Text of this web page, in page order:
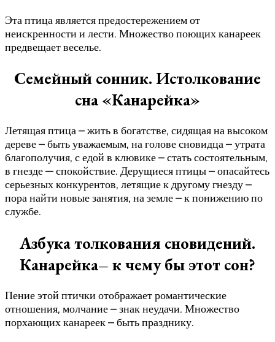
Эта птица является предостережением от
неискренности и лести. Множество поющих канареек
предвещает веселье.
Семейный сонник. Истолкование
сна «Канарейка»
Летящая птица – жить в богатстве, сидящая на высоком
дереве – быть уважаемым, на голове сновидца – утрата
благополучия, с едой в клювике – стать состоятельным,
в гнезде — спокойствие. Дерущиеся птицы – опасайтесь
серьезных конкурентов, летящие к другому гнезду –
пора найти новые занятия, на земле – к понижению по
службе.
Азбука толкования сновидений.
Канарейка– к чему бы этот сон?
Пение этой птички отображает романтические
отношения, молчание – знак неудачи. Множество
порхающих канареек – быть празднику.